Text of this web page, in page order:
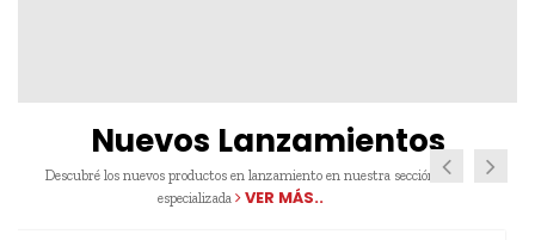
Nuevos Lanzamientos
Descubré los nuevos productos en lanzamiento en nuestra sección
especializada
VER MÁS..